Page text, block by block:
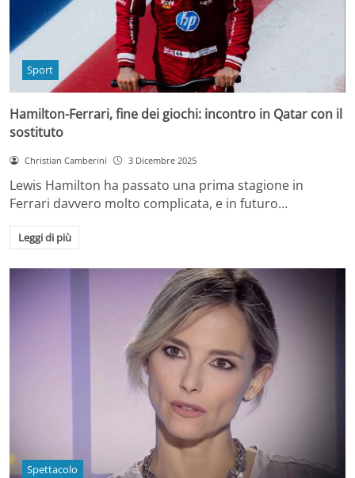
Sport
Hamilton-Ferrari, fine dei giochi: incontro in Qatar con il
sostituto
Christian Camberini 3 Dicembre 2025
Lewis Hamilton ha passato una prima stagione in
Ferrari davvero molto complicata, e in futuro…
Leggi di più
Spettacolo